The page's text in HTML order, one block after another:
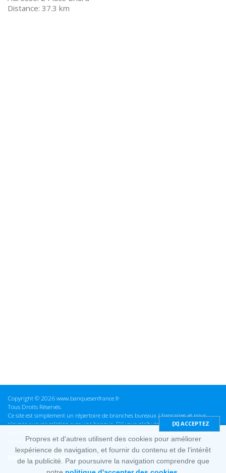
37.3 km
Copyright © 2026 www.banquesenfrance.fr
Tous Droits Réservés.
Ce site est simplement un répertoire de branches bureaux / bancaires et nous
n'avons aucune relation avec une banque. S'il vous plaît vérifier ces informations
avant d'effectuer toute opération, nous ne sommes pas responsables des erreurs
ou des omissions dans les informations que nous fournissons.
Mentions Légales & cookies
Propres et d'autres utilisent des cookies pour améliorer
lexpérience de navigation, et fournir du contenu et de l'intérêt
de la publicité. Par poursuivre la navigation comprendre que